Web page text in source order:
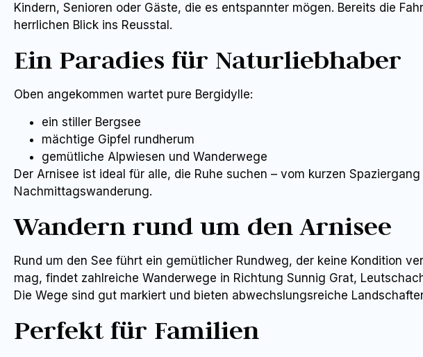
Kindern, Senioren oder Gäste, die es entspannter mögen. Bereits die
herrlichen Blick ins Reusstal.
Ein Paradies für Naturliebhaber
Oben angekommen wartet pure Bergidylle:
ein stiller Bergsee
mächtige Gipfel rundherum
gemütliche Alpwiesen und Wanderwege
Der Arnisee ist ideal für alle, die Ruhe suchen – vom kurzen
Nachmittagswanderung.
Wandern rund um den Arnisee
Rund um den See führt ein gemütlicher Rundweg, der keine Kondition
mag, findet zahlreiche Wanderwege in Richtung Sunnig Grat,
Die Wege sind gut markiert und bieten abwechslungsreiche
Perfekt für Familien